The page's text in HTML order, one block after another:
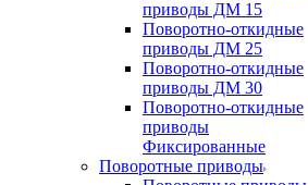
приводы ДМ 15
Поворотно-откидные
приводы ДМ 25
Поворотно-откидные
приводы ДМ 30
Поворотно-откидные
приводы
Фиксированные
Поворотные приводы